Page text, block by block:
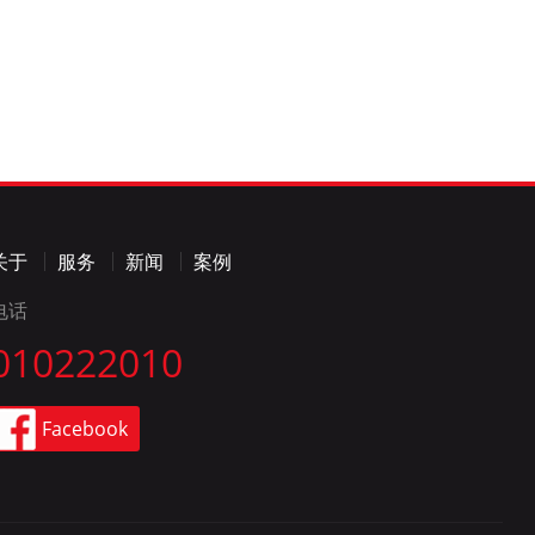
于 服务 新闻
案例
话
Facebook